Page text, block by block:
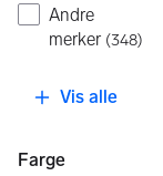
Andre
merker (348)
Vis alle
Farge